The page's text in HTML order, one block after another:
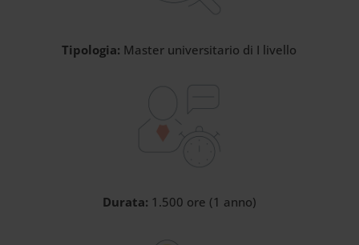
Tipologia: Master universitario di I livello
Durata: 1.500 ore (1 anno)